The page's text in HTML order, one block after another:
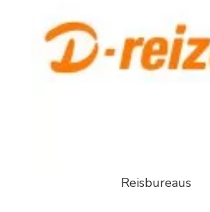
Reisbureaus